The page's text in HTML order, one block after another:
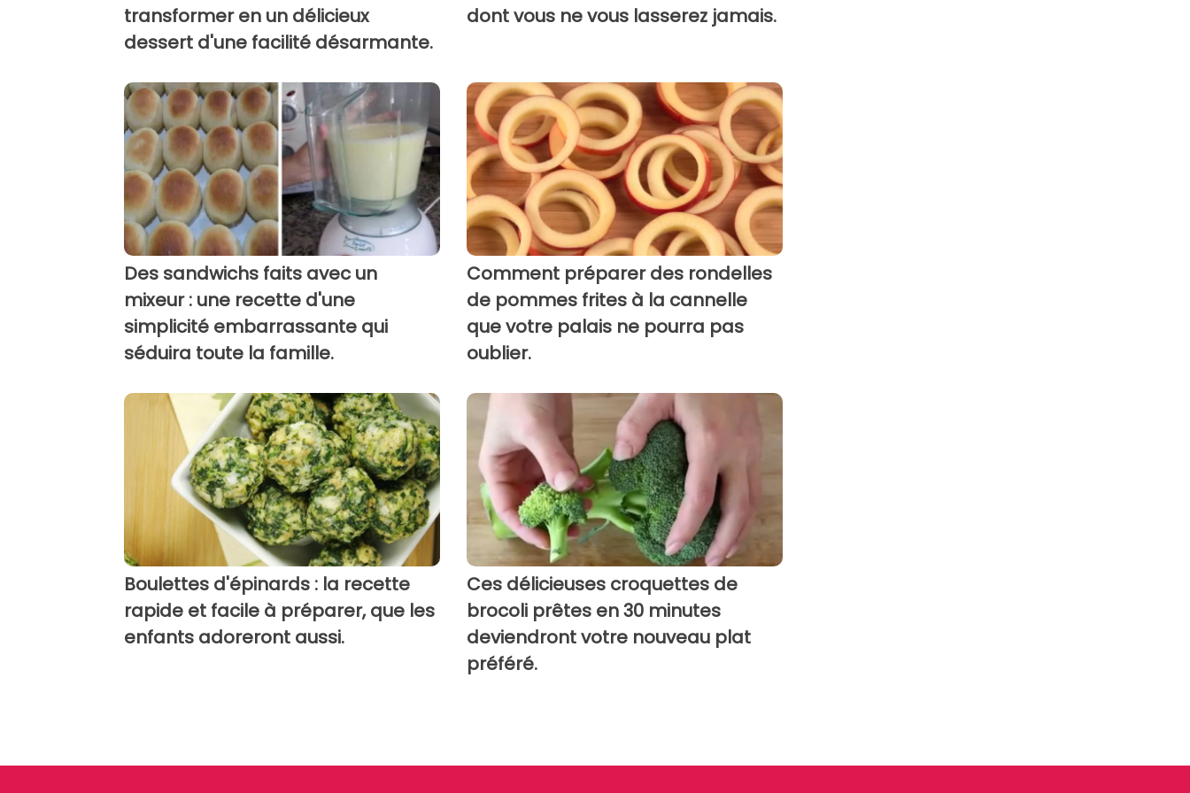
transformer en un délicieux
dessert d'une facilité désarmante.
dont vous ne vous lasserez jamais.
Des sandwichs faits avec un
mixeur : une recette d'une
simplicité embarrassante qui
séduira toute la famille.
Comment préparer des rondelles
de pommes frites à la cannelle
que votre palais ne pourra pas
oublier.
Boulettes d'épinards : la recette
rapide et facile à préparer, que les
enfants adoreront aussi.
Ces délicieuses croquettes de
brocoli prêtes en 30 minutes
deviendront votre nouveau plat
préféré.